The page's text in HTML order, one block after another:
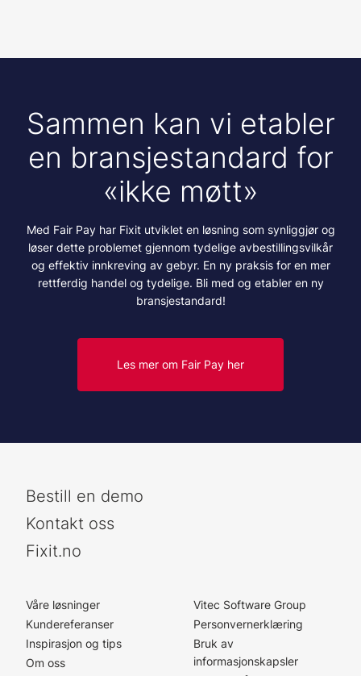
Sammen kan vi etabler
en bransjestandard for
«ikke møtt»
Med Fair Pay har Fixit utviklet en løsning som synliggjør og
løser dette problemet gjennom tydelige avbestillingsvilkår
og effektiv innkreving av gebyr. En ny praksis for en mer
rettferdig handel og tydelige. Bli med og etabler en ny
bransjestandard!
Les mer om Fair Pay her
Bestill en demo
Kontakt oss
Fixit.no
Våre løsninger
Kundereferanser
Inspirasjon og tips
Om oss
Vitec Software Group
Personvernerklæring
Bruk av
informasjonskapsler